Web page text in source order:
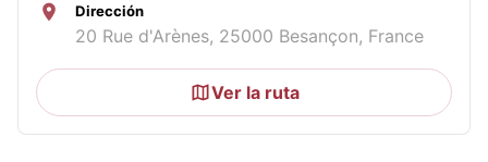
Dirección
20 Rue d'Arènes, 25000 Besançon, France
Ver la ruta